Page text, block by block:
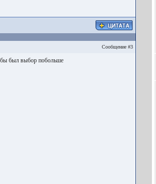
Сообщение #3
был выбор побольше